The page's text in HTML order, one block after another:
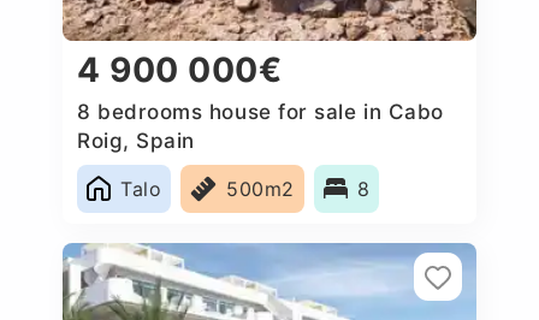
4 900 000€
8 bedrooms house for sale in Cabo
Roig, Spain
Talo
500m2 8